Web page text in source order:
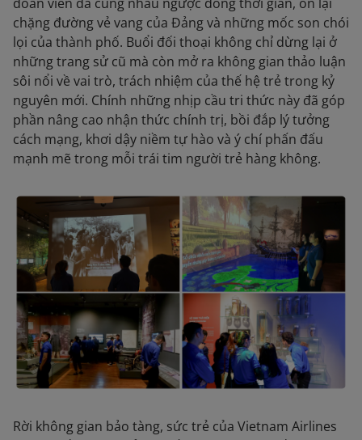
chặng đường vẻ vang của Đảng và những mốc son chói
lọi của thành phố. Buổi đối thoại không chỉ dừng lại ở
những trang sử cũ mà còn mở ra không gian thảo luận
sôi nổi về vai trò, trách nhiệm của thế hệ trẻ trong kỷ
nguyên mới. Chính những nhịp cầu tri thức này đã góp
phần nâng cao nhận thức chính trị, bồi đắp lý tưởng
cách mạng, khơi dậy niềm tự hào và ý chí phấn đấu
mạnh mẽ trong mỗi trái tim người trẻ hàng không.
Rời không gian bảo tàng, sức trẻ của Vietnam Airlines